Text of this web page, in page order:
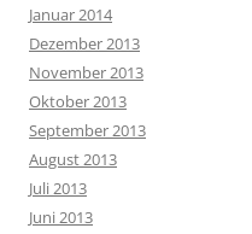
Januar 2014
Dezember 2013
November 2013
Oktober 2013
September 2013
August 2013
Juli 2013
Juni 2013